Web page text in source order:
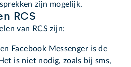
zijn mogelijk.
RCS
van RCS zijn:
Facebook Messenger is de
is niet nodig, zoals bij sms,